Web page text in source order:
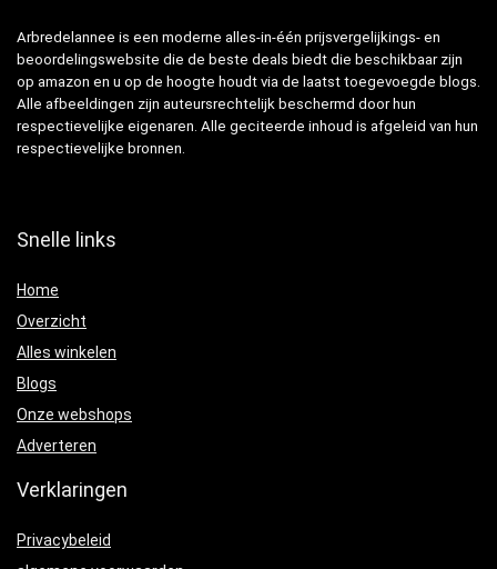
Arbredelannee is een moderne alles-in-één prijsvergelijkings- en
beoordelingswebsite die de beste deals biedt die beschikbaar zijn
op amazon en u op de hoogte houdt via de laatst toegevoegde blogs.
Alle afbeeldingen zijn auteursrechtelijk beschermd door hun
respectievelijke eigenaren. Alle geciteerde inhoud is afgeleid van hun
respectievelijke bronnen.
Snelle links
Home
Overzicht
Alles winkelen
Blogs
Onze webshops
Adverteren
Verklaringen
Privacybeleid